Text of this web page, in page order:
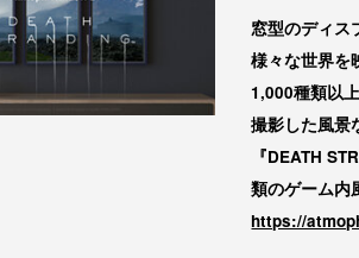
窓型のディス
様々な世界を
1,000種類以
撮影した風景
『DEATH
類のゲーム内
https://